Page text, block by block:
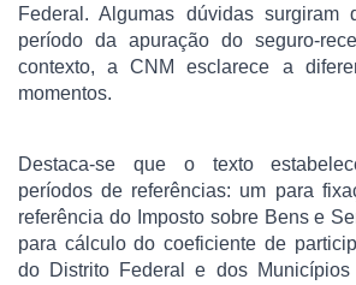
Federal. Algumas dúvidas surgiram
período da apuração do seguro-
contexto, a CNM esclarece a
momentos.
Destaca-se que o texto
períodos de referências: um para
referência do Imposto sobre Bens e
para cálculo do coeficiente de
do Distrito Federal e dos